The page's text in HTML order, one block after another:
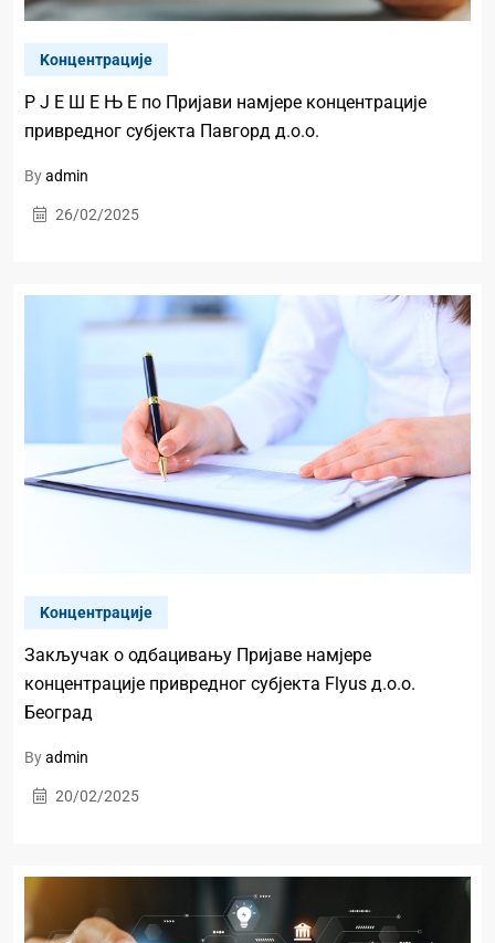
Kонцентрације
Р Ј Е Ш Е Њ Е по Пријави намјере концентрације
привредног субјекта Павгорд д.о.о.
Byadmin
26/02/2025
Kонцентрације
Закључак о одбацивању Пријаве намјере
концентрације привредног субјекта Flyus д.о.о.
Београд
Byadmin
20/02/2025